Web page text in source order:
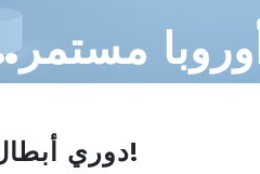
دوري أبطال أوروبا مستمر… والمسابقة مستمرة أيضًا!